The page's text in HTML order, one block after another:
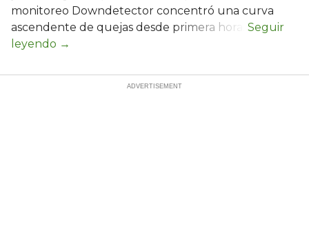
monitoreo Downdetector concentró una curva
ascendente de quejas desde primera hora.